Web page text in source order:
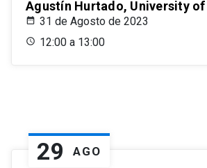
Agustín Hurtado, University of
31 de Agosto de 2023
12:00 a 13:00
29 AGO